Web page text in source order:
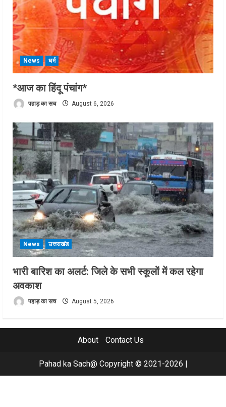
News धर्म
*आज का हिंदू पंचांग*
पहाड़ का सच August 6, 2026
News उत्तराखंड
भारी बारिश का अलर्ट: जिले के सभी स्कूलों में कल रहेगा
अवकाश
पहाड़ का सच August 5, 2026
About Contact Us
Pahad ka Sach@ Copyright © 2021-2026 |